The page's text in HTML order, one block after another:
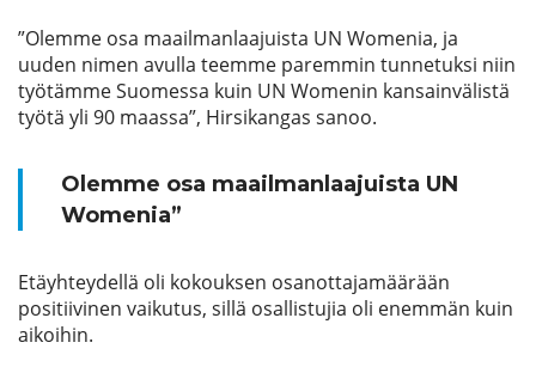
”Olemme osa maailmanlaajuista UN Womenia, ja
uuden nimen avulla teemme paremmin tunnetuksi niin
työtämme Suomessa kuin UN Womenin kansainvälistä
työtä yli 90 maassa”, Hirsikangas sanoo.
Olemme osa maailmanlaajuista UN
Womenia”
Etäyhteydellä oli kokouksen osanottajamäärään
positiivinen vaikutus, sillä osallistujia oli enemmän kuin
aikoihin.